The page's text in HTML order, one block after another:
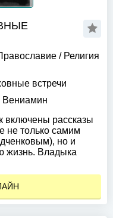
/ Религия
встречи
Вениамин
включены рассказы
не только самим
но и
жизнь. Владыка